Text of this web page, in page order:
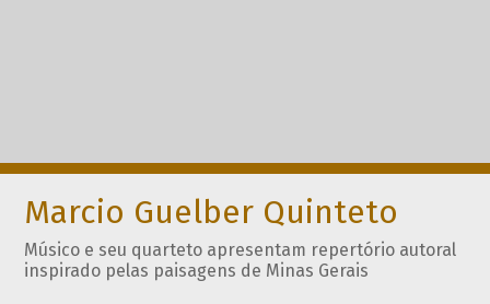
Marcio Guelber Quinteto
Músico e seu quarteto apresentam repertório autoral
inspirado pelas paisagens de Minas Gerais